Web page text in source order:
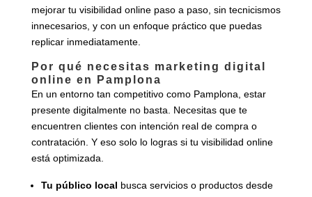
mejorar tu visibilidad online paso a paso, sin tecnicismos
innecesarios, y con un enfoque práctico que puedas
replicar inmediatamente.
Por qué necesitas marketing digital
online en Pamplona
En un entorno tan competitivo como Pamplona, estar
presente digitalmente no basta. Necesitas que te
encuentren clientes con intención real de compra o
contratación. Y eso solo lo logras si tu visibilidad online
está optimizada.
Tu público local busca servicios o productos desde